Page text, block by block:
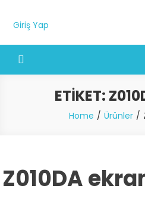
Giriş Yap
ETIKET:
Home Ürünler
Z010DA